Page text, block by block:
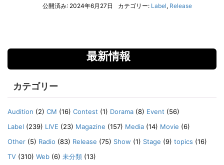
公開済み: 2024年6月27日 カテゴリー: Label, Release
最新情報
カテゴリー
Audition (2) CM (16) Contest (1) Dorama (8) Event (56)
Label (239) LIVE (23) Magazine (157) Media (14) Movie (6)
Other (5) Radio (83) Release (75) Show (1) Stage (9) topics (16)
TV (310) Web (6) 未分類 (13)